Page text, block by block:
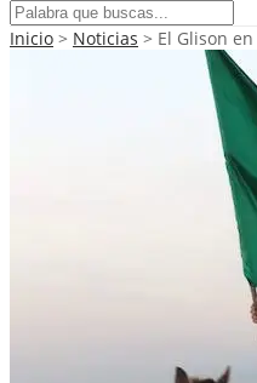
Inicio > Noticias > El Glison